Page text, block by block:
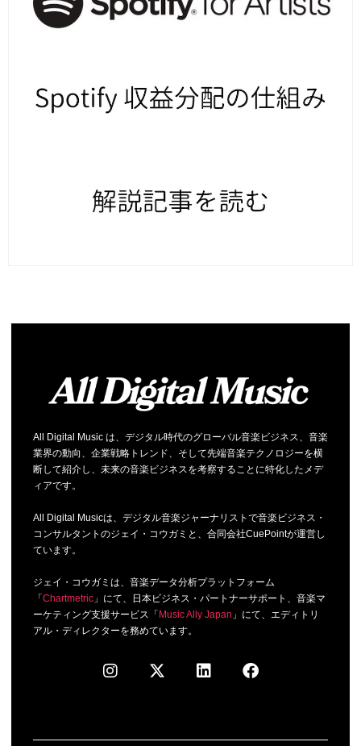
All Digital Music は、デジタル時代のグローバル音楽ビジネス、音楽
業界の動向、企業戦略トレンド、そして先端音楽テクノロジーを横
断して紹介し、未来の音楽ビジネスを考察することに特化したメデ
ィアです。
All Digital Musicは、デジタル音楽ジャーナリストで音楽ビジネス・
コンサルタントのジェイ・コウガミと、合同会社CuePointが運営し
ています。
ジェイ・コウガミは、音楽データ分析プラットフォーム
「 Chartmetric」にて、日本ビジネス・パートナーサポート、音楽マ
ーケティング支援サービス「 Music Ally Japan 」にて、エディトリ
アル・ディレクターを務めています。